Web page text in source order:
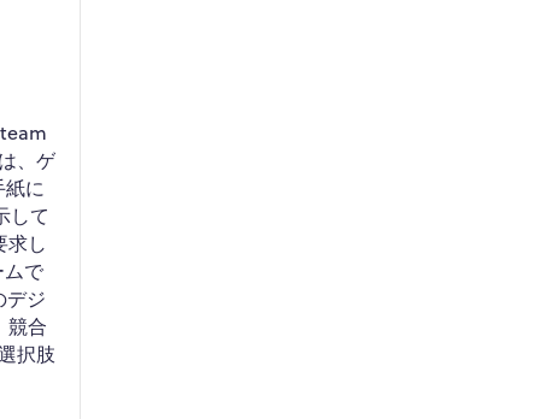
、ゲ
に
して
求し
で
デジ
競合
択肢